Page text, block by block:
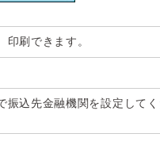
刷できます。
振込先金融機関を設定してく